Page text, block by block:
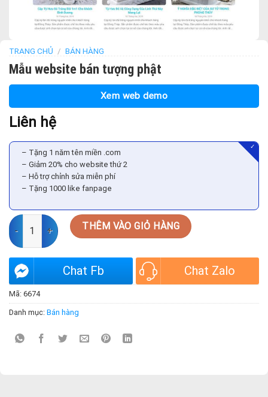
TRANG CHỦ / BÁN HÀNG
Mẫu website bán tượng phật
Xem web demo
Liên hệ
– Tặng 1 năm tên miền .com
– Giảm 20% cho website thứ 2
– Hỗ trợ chỉnh sửa miễn phí
– Tặng 1000 like fanpage
✓
Mẫu website bán tượng phật số lượng
THÊM VÀO GIỎ HÀNG
Chat Fb Chat Zalo
Mã: 6674
Danh mục: Bán hàng